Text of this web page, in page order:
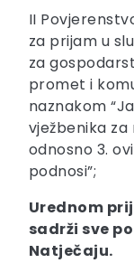
II
za prijam u
za
promet i
naznakom
vježbenika
odnosno 3.
podnosi”;
Urednom
sadrži sve
Natječaju.